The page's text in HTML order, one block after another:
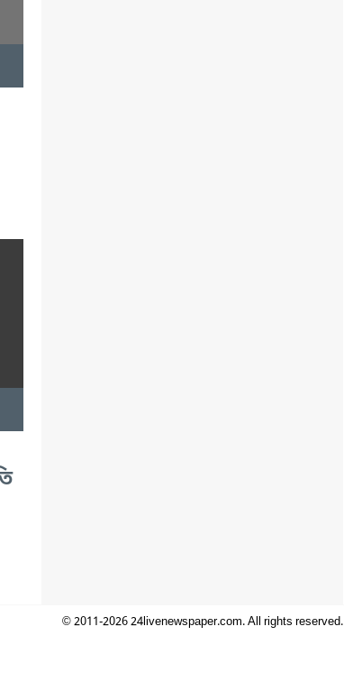
© 2011-2026 24livenewspaper.com. All rights reserved.